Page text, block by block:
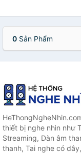
0 Sản Phẩm
thiết bị nghe nhìn như
Streaming, Dàn âm
thanh, Tai nghe có